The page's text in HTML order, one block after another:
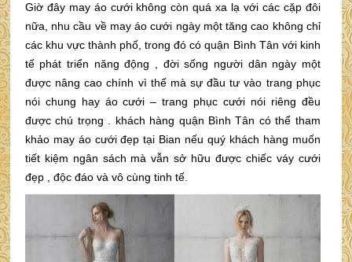
Giờ đây may áo cưới không còn quá xa lạ với các cặp đôi
nữa, nhu cầu về may áo cưới ngày một tăng cao không chỉ
các khu vực thành phố, trong đó có quận Bình Tân với kinh
tế phát triển năng động , đời sống người dân ngày một
được nâng cao chính vì thế mà sự đầu tư vào trang phục
nói chung hay áo cưới – trang phục cưới nói riêng đều
được chú trọng . khách hàng quận Bình Tân có thể tham
khảo may áo cưới đẹp tại Bian nếu quý khách hàng muốn
tiết kiệm ngân sách mà vẫn sở hữu được chiếc váy cưới
đẹp , độc đáo và vô cùng tinh tế.